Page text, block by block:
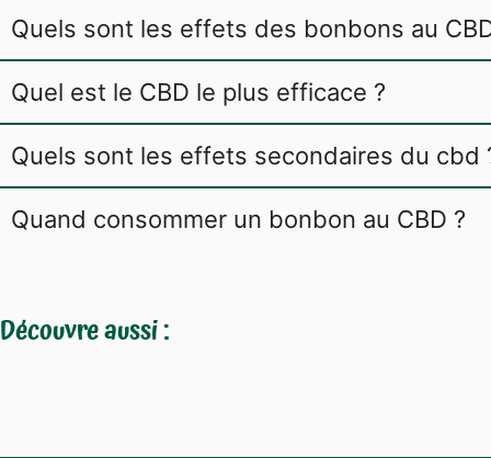
Quels sont les effets des bonbons au
Quel est le CBD le plus efficace ?
Quels sont les effets secondaires du cbd
Quand consommer un bonbon au CBD ?
Découvre aussi :